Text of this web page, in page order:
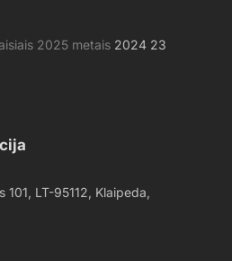
2025 metais 2024 23
101, LT-95112, Klaipeda,